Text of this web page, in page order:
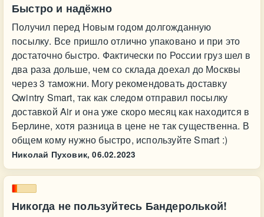
Быстро и надёжно
Получил перед Новым годом долгожданную
посылку. Все пришло отлично упаковано и при это
достаточно быстро. Фактически по России груз шел в
два раза дольше, чем со склада доехал до Москвы
через 3 таможни. Могу рекомендовать доставку
Qwintry Smart, так как следом отправил посылку
доставкой Air и она уже скоро месяц как находится в
Берлине, хотя разница в цене не так существенна. В
общем кому нужно быстро, используйте Smart :)
Николай Пуховик, 06.02.2023
Никогда не пользуйтесь Бандеролькой!